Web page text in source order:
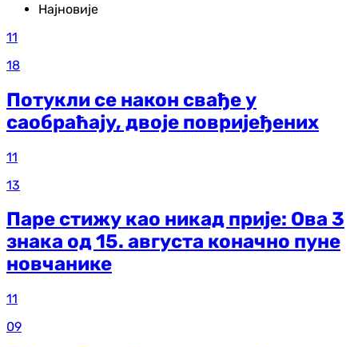
Најновије
11
18
Потукли се након свађе у
саобраћају, двоје повријеђених
11
13
Паре стижу као никад прије: Ова 3
знака од 15. августа коначно пуне
новчанике
11
09